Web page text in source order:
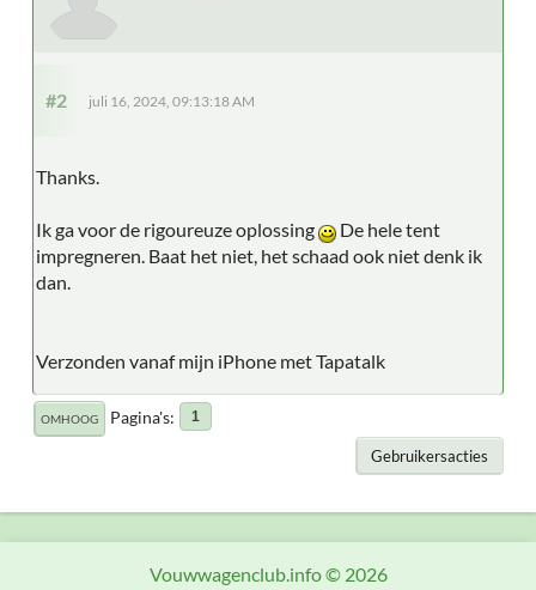
#2 juli 16, 2024, 09:13:18 AM
Thanks.
Ik ga voor de rigoureuze oplossing
De hele tent
impregneren. Baat het niet, het schaad ook niet denk ik
dan.
Verzonden vanaf mijn iPhone met Tapatalk
OMHOOG Pagina's 1
Gebruikersacties
Vouwwagenclub.info © 2026